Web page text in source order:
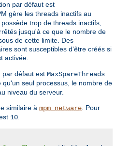
par défaut est
gère les threads inactifs au
trop de threads inactifs,
jusqu'à ce que le nombre de
de cette limite. Des
sont susceptibles d'être créés si
activée.
par défaut est MaxSpareThreads
qu'un seul processus, le nombre de
niveau du serveur.
similaire à mpm_netware. Pour
10.